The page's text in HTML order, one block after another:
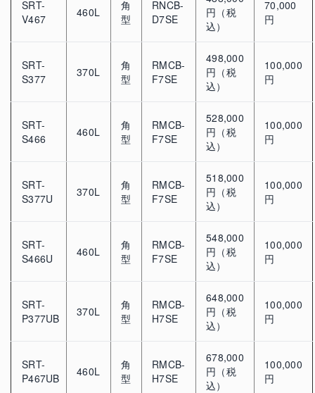
SRT-
V467
460L
角
型
RNCB-
D7SE
円（税
込）
70,000
円
SRT-
S377
370L
角
型
RMCB-
F7SE
498,000
円（税
込）
100,000
円
SRT-
S466
460L
角
型
RMCB-
F7SE
528,000
円（税
込）
100,000
円
SRT-
S377U
370L
角
型
RMCB-
F7SE
518,000
円（税
込）
100,000
円
SRT-
S466U
460L
角
型
RMCB-
F7SE
548,000
円（税
込）
100,000
円
SRT-
P377UB
370L
角
型
RMCB-
H7SE
648,000
円（税
込）
100,000
円
SRT-
P467UB
460L
角
型
RMCB-
H7SE
678,000
円（税
込）
100,000
円